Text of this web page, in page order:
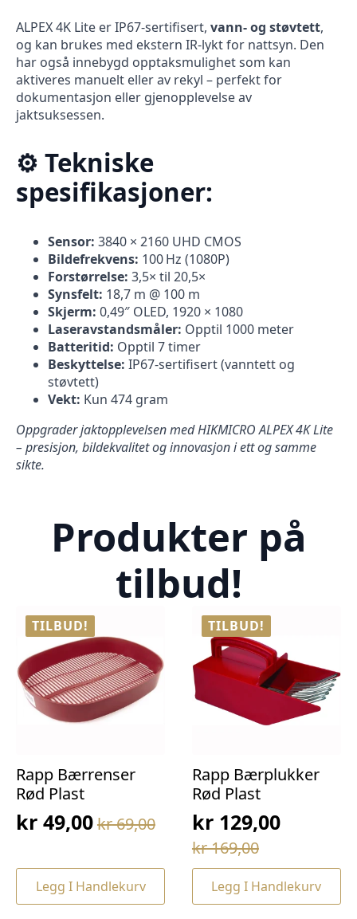
ALPEX 4K Lite er IP67-sertifisert, vann- og støvtett,
og kan brukes med ekstern IR-lykt for nattsyn. Den
har også innebygd opptaksmulighet som kan
aktiveres manuelt eller av rekyl – perfekt for
dokumentasjon eller gjenopplevelse av
jaktsuksessen.
⚙️ Tekniske
spesifikasjoner:
Sensor: 3840 × 2160 UHD CMOS
Bildefrekvens: 100 Hz (1080P)
Forstørrelse: 3,5× til 20,5×
Synsfelt: 18,7 m @ 100 m
Skjerm: 0,49″ OLED, 1920 × 1080
Laseravstandsmåler: Opptil 1000 meter
Batteritid: Opptil 7 timer
Beskyttelse: IP67-sertifisert (vanntett og
støvtett)
Vekt: Kun 474 gram
Oppgrader jaktopplevelsen med HIKMICRO ALPEX 4K Lite
– presisjon, bildekvalitet og innovasjon i ett og samme
sikte.
Produkter på
tilbud!
TILBUD!
Rapp Bærrenser
Rød Plast
kr69,00
Opprinnelig
var:
kr 69,00.
kr 49,00
Nåværende
er:
kr 49,00.
Legg I Handlekurv
TILBUD!
Rapp Bærplukker
Rød Plast
kr169,00
Opprinnelig
pris
var:
kr129,00
Nåværende
pris
er:Legg I Handlekurv